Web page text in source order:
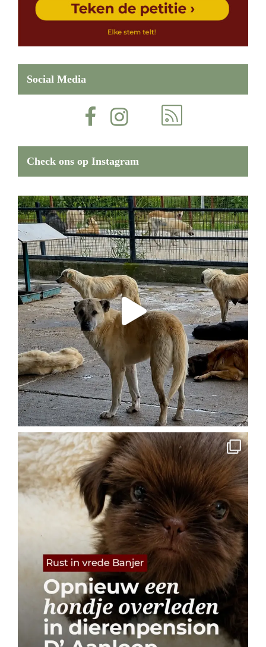
Social Media
Check ons op Instagram